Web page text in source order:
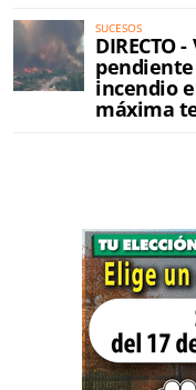
SUCESOS
DIRECTO
incendio
máxima